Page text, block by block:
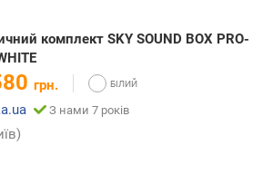
комплект SKY SOUND BOX PRO-
грн.
З нами 7 років